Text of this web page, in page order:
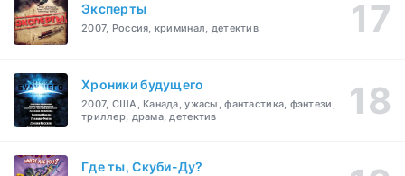
Эксперты
2007, Россия, криминал, детектив
Хроники будущего
2007, США, Канада, ужасы, фантастика, фэнтези,
триллер, драма, детектив
Где ты, Скуби-Ду?